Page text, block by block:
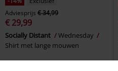
Adviesprijs € 34,99
€ 29,99
Socially Distant
Wednesday
Shirt met lange mouwen